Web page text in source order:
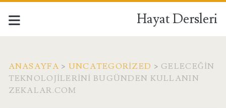
Hayat Dersleri
ANASAYFA > UNCATEGORIZED > GELECEĞIN
TEKNOLOJILERINI BUGÜNDEN KULLANIN
ZEKALAR.COM